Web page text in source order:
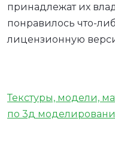
принадлежат их
понравилось что-
лицензионную
Текстуры, модели,
по 3д